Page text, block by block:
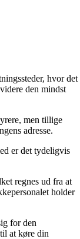
hvor det
den mindst
men tillige
adresse.
er det tydeligvis
regnes ud fra at
holder
for den
at køre din